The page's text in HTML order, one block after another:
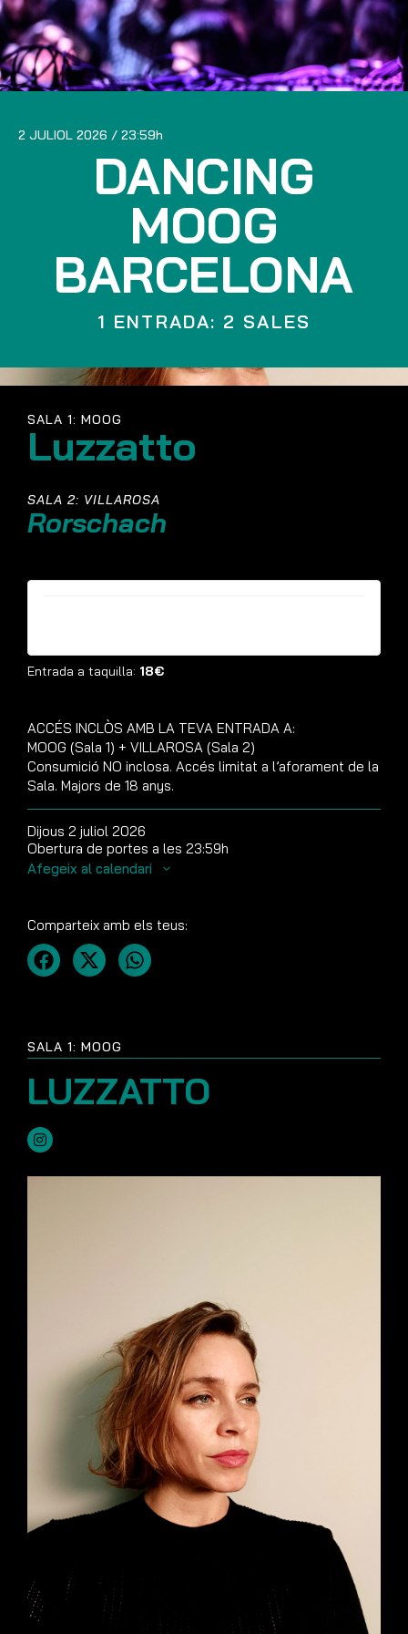
2 JULIOL 2026 23:59
DANCING
MOOG
BARCELONA
1 ENTRADA: 2 SALES
SALA 1: MOOG
LUZZATTO
SALA 1: MOOG
Luzzatto
SALA 2: VILLAROSA
Rorschach
Entrada a taquilla: 18€
ACCÉS INCLÒS AMB LA TEVA ENTRADA A:
MOOG (Sala 1) + VILLAROSA (Sala 2)
Consumició NO inclosa. Accés limitat a l’aforament de la
Sala. Majors de 18 anys.
Dijous 2 juliol 2026
Obertura de portes a les 23:59h
Afegeix al calendari
Comparteix amb els teus: